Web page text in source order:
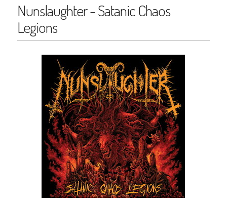
Nunslaughter - Satanic Chaos
Legions